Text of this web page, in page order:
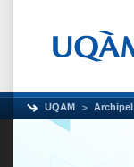
UQAM Archipel